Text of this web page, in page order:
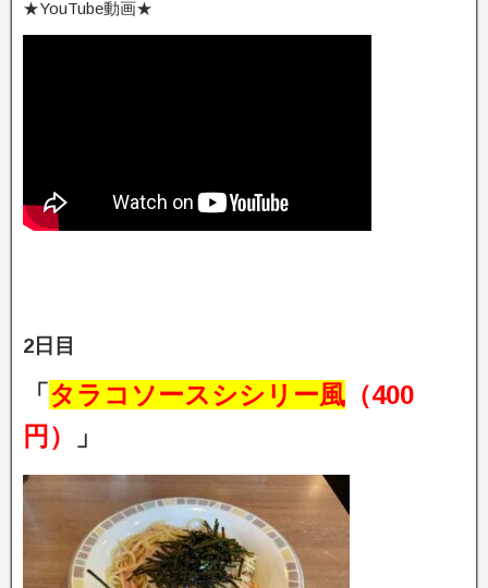
★YouTube動画★
2日目
「 タラコソースシシリー風 （400
円）
」